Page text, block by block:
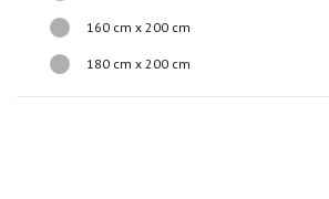
160 cm х 200 cm
180 cm х 200 cm